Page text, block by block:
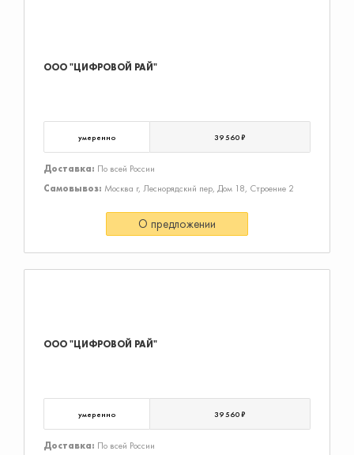
ООО "ЦИФРОВОЙ РАЙ"
умеренно 39 560 ₽
Доставка: По всей России
Самовывоз: Москва г, Леснорядский пер, Дом 18, Строение 2
О предложении
ООО "ЦИФРОВОЙ РАЙ"
умеренно 39 560 ₽
Доставка: По всей России